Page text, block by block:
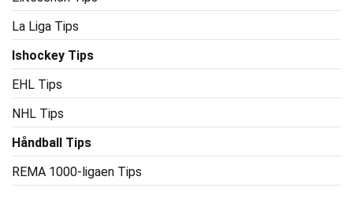
La Liga Tips
Ishockey Tips
EHL Tips
NHL Tips
Håndball Tips
REMA 1000-ligaen Tips